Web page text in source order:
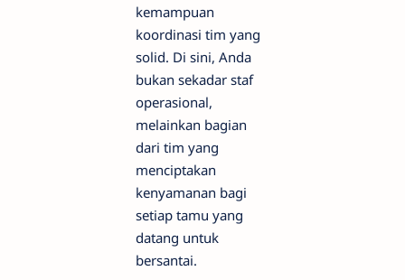
kemampuan
koordinasi tim yang
solid. Di sini, Anda
bukan sekadar staf
operasional,
melainkan bagian
dari tim yang
menciptakan
kenyamanan bagi
setiap tamu yang
datang untuk
bersantai.